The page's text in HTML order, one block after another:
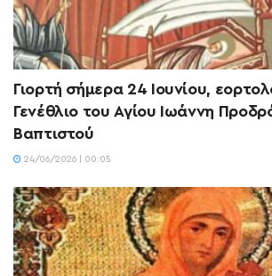
Γιορτή σήμερα 24 Ιουνίου,
Γενέθλιο του Αγίου Ιωάννη
Βαπτιστού
24/06/2026 | 00:05